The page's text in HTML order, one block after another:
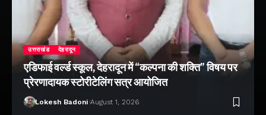
उत्तराखंड देहरादून
एडिफाई वर्ल्ड स्कूल, देहरादून में “कल्पना की शक्ति” विषय पर
प्रेरणादायक स्टोरीटेलिंग सत्र आयोजित
Lokesh Badoni August 1, 2026